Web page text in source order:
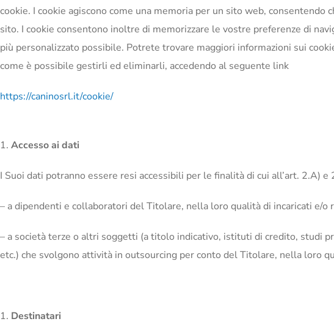
cookie. I cookie agiscono come una memoria per un sito web,
sito. I cookie consentono inoltre di memorizzare le vostre preferenze di
più personalizzato possibile. Potrete trovare maggiori informazioni sui
come è possibile gestirli ed eliminarli, accedendo al seguente link
https://caninosrl.it/cookie/
Accesso ai dati
I Suoi dati potranno essere resi accessibili per le finalità di cui all’art. 2.A) e
– a dipendenti e collaboratori del Titolare, nella loro qualità di incaricati e/
– a società terze o altri soggetti (a titolo indicativo, istituti di credito, studi
etc.) che svolgono attività in outsourcing per conto del Titolare, nella loro
Destinatari